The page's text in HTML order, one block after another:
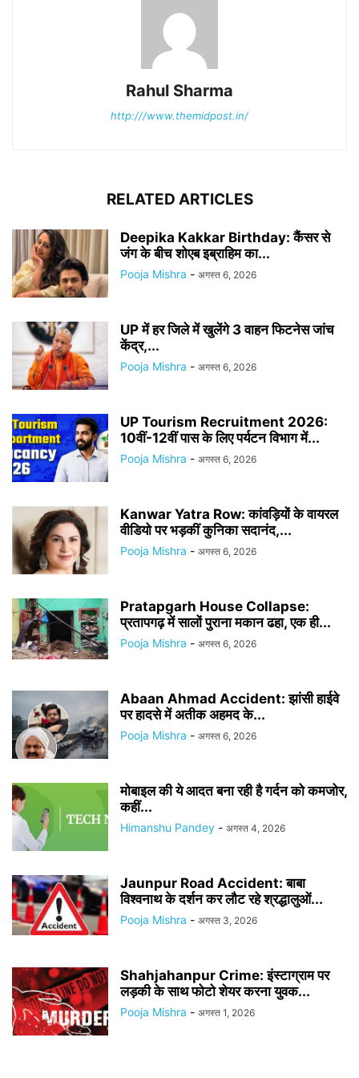
Rahul Sharma
http:///www.themidpost.in/
RELATED ARTICLES
Deepika Kakkar Birthday: कैंसर से
जंग के बीच शोएब इब्राहिम का...
Pooja Mishra - अगस्त 6, 2026
UP में हर जिले में खुलेंगे 3 वाहन फिटनेस जांच
केंद्र,...
Pooja Mishra - अगस्त 6, 2026
UP Tourism Recruitment 2026:
10वीं-12वीं पास के लिए पर्यटन विभाग में...
Pooja Mishra - अगस्त 6, 2026
Kanwar Yatra Row: कांवड़ियों के वायरल
वीडियो पर भड़कीं कुनिका सदानंद,...
Pooja Mishra - अगस्त 6, 2026
Pratapgarh House Collapse:
प्रतापगढ़ में सालों पुराना मकान ढहा, एक ही...
Pooja Mishra - अगस्त 6, 2026
Abaan Ahmad Accident: झांसी हाईवे
पर हादसे में अतीक अहमद के...
Pooja Mishra - अगस्त 6, 2026
मोबाइल की ये आदत बना रही है गर्दन को कमजोर,
कहीं...
Himanshu Pandey - अगस्त 4, 2026
Jaunpur Road Accident: बाबा
विश्वनाथ के दर्शन कर लौट रहे श्रद्धालुओं...
Pooja Mishra - अगस्त 3, 2026
Shahjahanpur Crime: इंस्टाग्राम पर
लड़की के साथ फोटो शेयर करना युवक...
Pooja Mishra - अगस्त 1, 2026